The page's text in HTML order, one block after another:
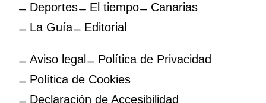
Deportes
El tiempo
Canarias
La Guía
Editorial
Aviso legal
Política de Privacidad
Política de Cookies
Declaración de Accesibilidad